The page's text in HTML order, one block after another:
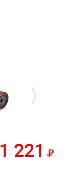
1 221